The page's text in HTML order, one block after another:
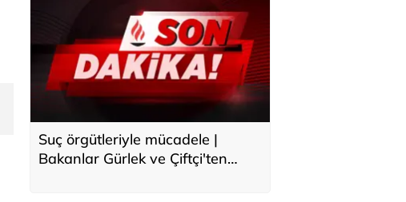
Suç örgütleriyle mücadele |
Bakanlar Gürlek ve Çiftçi'ten